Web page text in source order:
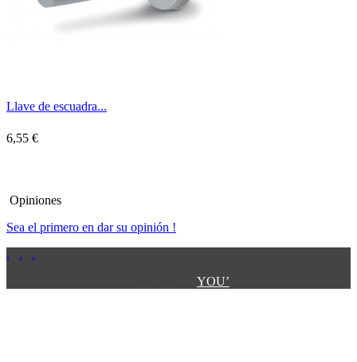
Llave de escuadra...
6,55 €
Opiniones
Sea el primero en dar su opinión !
.
.
.
YOU’